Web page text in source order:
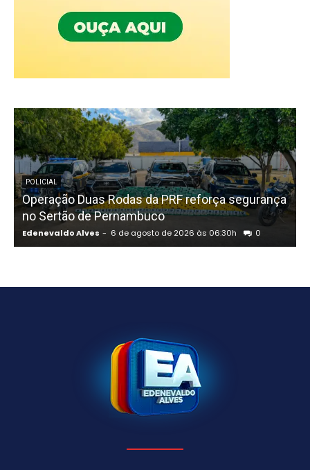
POLICIAL
Operação Duas Rodas da PRF reforça segurança
no Sertão de Pernambuco
Edenevaldo Alves - 6 de agosto de 2026 às 06:30h 0